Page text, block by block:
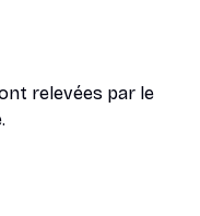
relevées par le